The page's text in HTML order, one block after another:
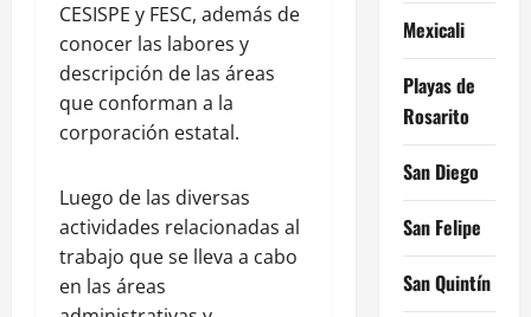
CESISPE y FESC, además de
conocer las labores y
descripción de las áreas
que conforman a la
corporación estatal.
Luego de las diversas
actividades relacionadas al
trabajo que se lleva a cabo
en las áreas
Mexicali
Playas de
Rosarito
San Diego
San Felipe
San Quintín